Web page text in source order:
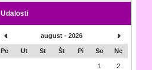
Udalosti
august - 2026
Po Ut St Št Pi So Ne
1 2